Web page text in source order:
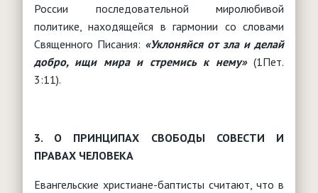
России последовательной миролюбивой
политике, находящейся в гармонии со словами
Священного Писания: «Уклоняйся от зла и делай
добро, ищи мира и стремись к нему» (1Пет.
3:11).
3. О ПРИНЦИПАХ СВОБОДЫ СОВЕСТИ И
ПРАВАХ ЧЕЛОВЕКА
Евангельские христиане-баптисты считают, что в